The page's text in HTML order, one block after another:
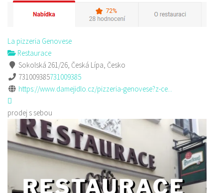
La pizzeria Genovese
Restaurace
Sokolská 261/26, Česká Lípa, Česko
731009385731009385
https://www.damejidlo.cz/pizzeria-genovese?z-ce...
prodej s sebou